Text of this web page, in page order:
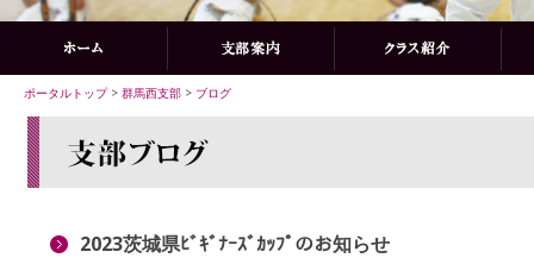
ポータルトップ> 群馬西支部 > ブログ
2023茨城県ﾋﾞｷﾞﾅｰｽﾞｶｯﾌﾟのお知らせ